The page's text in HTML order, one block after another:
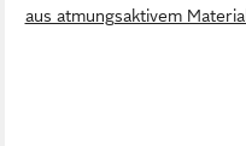
aus atmungsaktivem Material